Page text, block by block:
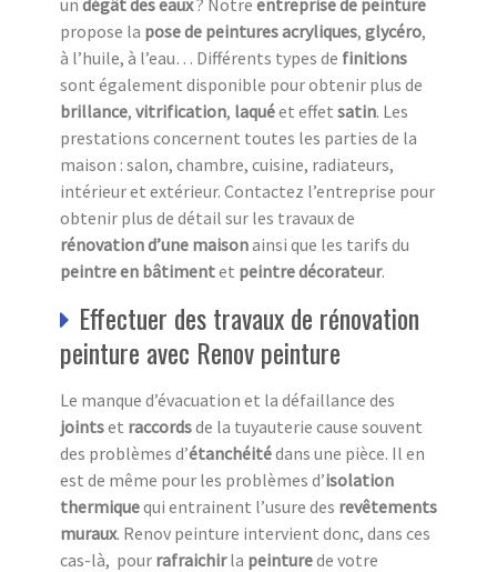
propose la pose de peintures acryliques, glycéro,
à l’huile, à l’eau… Différents types de finitions
sont également disponible pour obtenir plus de
brillance, vitrification, laquéet effet satin. Les
prestations concernent toutes les parties de la
maison : salon, chambre, cuisine, radiateurs,
intérieur et extérieur. Contactez l’entreprise pour
obtenir plus de détail sur les travaux de
rénovation d’une maisonainsi que les tarifs du
peintre en bâtimentet peintre décorateur.
Effectuer des travaux de rénovation
peinture avec Renov peinture
Le manque d’évacuation et la défaillance des
jointset raccordsde la tuyauterie cause souvent
des problèmes d’étanchéitédans une pièce. Il en
est de même pour les problèmes d’isolation
thermiquequi entrainent l’usure des revêtements
muraux. Renov peinture intervient donc, dans ces
cas-là, pour rafraichirla peinturede votre